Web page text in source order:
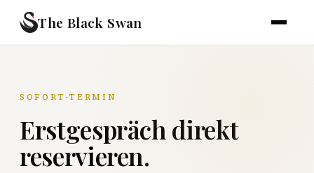
The Black Swan
SOFORT-TERMIN
Erstgespräch direkt
reservieren.